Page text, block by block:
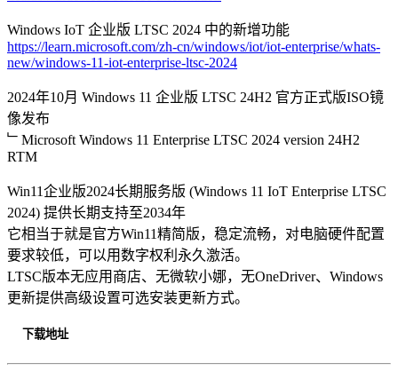
Windows IoT 企业版 LTSC 2024 中的新增功能
https://learn.microsoft.com/zh-cn/windows/iot/iot-enterprise/whats-
new/windows-11-iot-enterprise-ltsc-2024
2024年10月 Windows 11 企业版 LTSC 24H2 官方正式版ISO镜
像发布
﹂Microsoft Windows 11 Enterprise LTSC 2024 version 24H2
RTM
Win11企业版2024长期服务版 (Windows 11 IoT Enterprise LTSC
2024) 提供长期支持至2034年
它相当于就是官方Win11精简版，稳定流畅，对电脑硬件配置
要求较低，可以用数字权利永久激活。
LTSC版本无应用商店、无微软小娜，无OneDriver、Windows
更新提供高级设置可选安装更新方式。
下载地址